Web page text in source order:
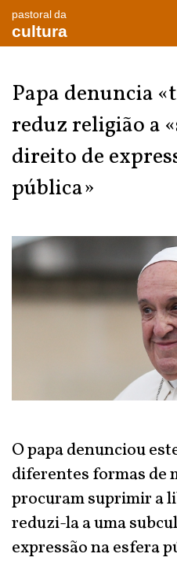
pastoral da
cultura
Papa denuncia
reduz religião a
direito de
pública»
O papa denunciou
diferentes formas de
procuram suprimir a
reduzi-la a uma
expressão na esfera